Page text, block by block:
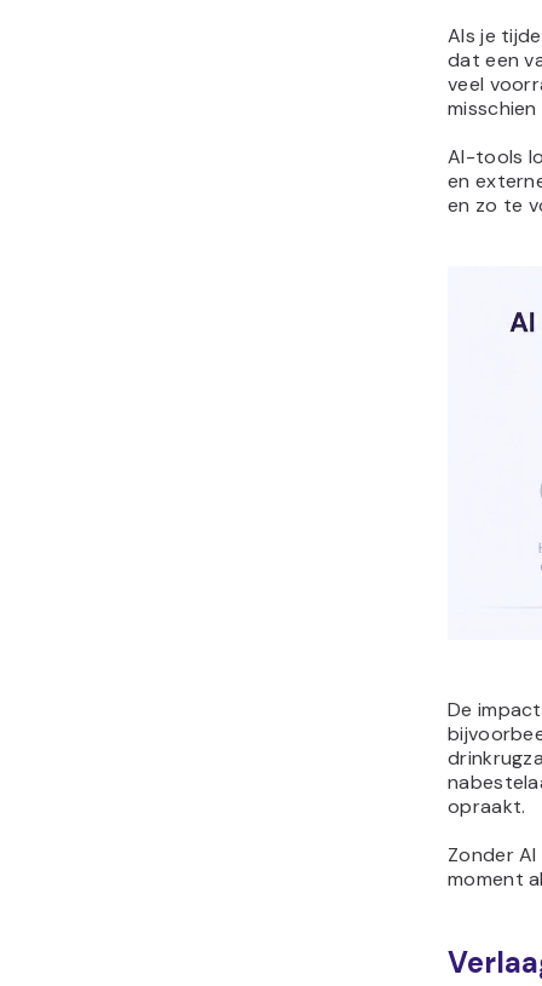
Als je
dat een
veel
AI-tools
en
en zo te
De
opraakt.
Zonder
moment